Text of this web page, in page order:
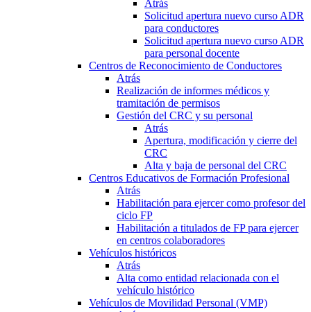
Atrás
Solicitud apertura nuevo curso ADR
para conductores
Solicitud apertura nuevo curso ADR
para personal docente
Centros de Reconocimiento de Conductores
Atrás
Realización de informes médicos y
tramitación de permisos
Gestión del CRC y su personal
Atrás
Apertura, modificación y cierre del
CRC
Alta y baja de personal del CRC
Centros Educativos de Formación Profesional
Atrás
Habilitación para ejercer como profesor del
ciclo FP
Habilitación a titulados de FP para ejercer
en centros colaboradores
Vehículos históricos
Atrás
Alta como entidad relacionada con el
vehículo histórico
Vehículos de Movilidad Personal (VMP)